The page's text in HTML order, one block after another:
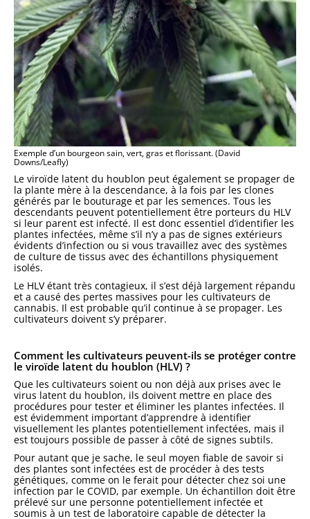
Exemple d’un bourgeon sain, vert, gras et florissant. (David
Downs/Leafly)
Le viroïde latent du houblon peut également se propager de
la plante mère à la descendance, à la fois par les clones
générés par le bouturage et par les semences. Tous les
descendants peuvent potentiellement être porteurs du HLV
si leur parent est infecté. Il est donc essentiel d’identifier les
plantes infectées, même s’il n’y a pas de signes extérieurs
évidents d’infection ou si vous travaillez avec des systèmes
de culture de tissus avec des échantillons physiquement
isolés.
Le HLV étant très contagieux, il s’est déjà largement répandu
et a causé des pertes massives pour les cultivateurs de
cannabis. Il est probable qu’il continue à se propager. Les
cultivateurs doivent s’y préparer.
Comment les cultivateurs peuvent-ils se protéger contre
le viroïde latent du houblon (HLV) ?
Que les cultivateurs soient ou non déjà aux prises avec le
virus latent du houblon, ils doivent mettre en place des
procédures pour tester et éliminer les plantes infectées. Il
est évidemment important d’apprendre à identifier
visuellement les plantes potentiellement infectées, mais il
est toujours possible de passer à côté de signes subtils.
Pour autant que je sache, le seul moyen fiable de savoir si
des plantes sont infectées est de procéder à des tests
génétiques, comme on le ferait pour détecter chez soi une
infection par le COVID, par exemple. Un échantillon doit être
prélevé sur une personne potentiellement infectée et
soumis à un test de laboratoire capable de détecter la